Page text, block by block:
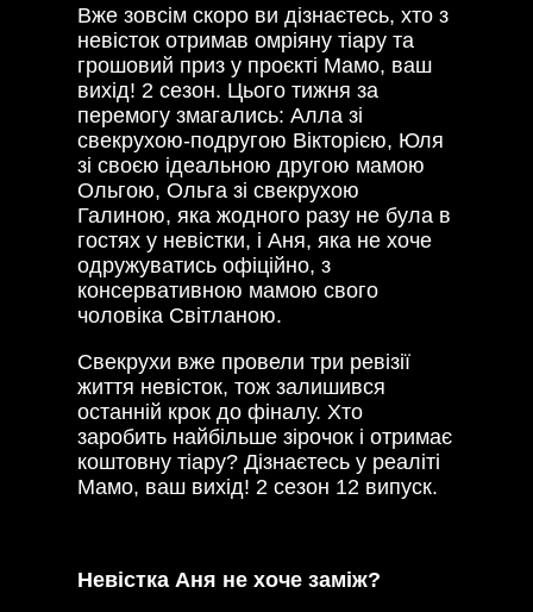
Вже зовсім скоро ви дізнаєтесь, хто з
невісток отримав омріяну тіару та
грошовий приз у проєкті Мамо, ваш
вихід! 2 сезон. Цього тижня за
перемогу змагались: Алла зі
свекрухою-подругою Вікторією, Юля
зі своєю ідеальною другою мамою
Ольгою, Ольга зі свекрухою
Галиною, яка жодного разу не була в
гостях у невістки, і Аня, яка не хоче
одружуватись офіційно, з
консервативною мамою свого
чоловіка Світланою.
Свекрухи вже провели три ревізії
життя невісток, тож залишився
останній крок до фіналу. Хто
заробить найбільше зірочок і отримає
коштовну тіару? Дізнаєтесь у реаліті
Мамо, ваш вихід! 2 сезон 12 випуск.
Невістка Аня не хоче заміж?